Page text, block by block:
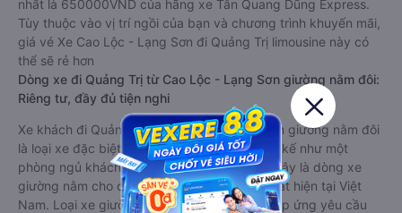
nhất là 650000VND của hãng xe Tân Quang Dũng Express.
Tùy thuộc vào vị trí ngồi của bạn và chương trình khuyến mãi,
giá vé Xe Cao Lộc - Lạng Sơn đi Quảng Trị limousine này có
thể sẽ rẻ hơn
Dòng xe đi Quảng Trị từ Cao Lộc - Lạng Sơn giường nằm đôi:
Riêng tư, đầy đủ tiện nghi
Xe khách đi Quảng Trị từ Cao Lộc - Lạng Sơn giường nằm đôi
là loại xe đặc biệt. Với mỗi giường được thiết kế như một
phòng ngủ khách sạn sang trọng, hiện đại. Đây là dòng xe
giường nằm cho cặp đôi đi Quảng Trị mới xuất hiện tại Việt
Nam. Loại xe giường nằm đôi ra đời nhằm đáp ứng yêu cầu